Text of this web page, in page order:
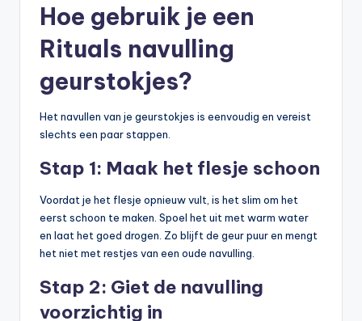
Hoe gebruik je een
Rituals navulling
geurstokjes?
Het navullen van je geurstokjes is eenvoudig en vereist
slechts een paar stappen.
Stap 1: Maak het flesje schoon
Voordat je het flesje opnieuw vult, is het slim om het
eerst schoon te maken. Spoel het uit met warm water
en laat het goed drogen. Zo blijft de geur puur en mengt
het niet met restjes van een oude navulling.
Stap 2: Giet de navulling
voorzichtig in